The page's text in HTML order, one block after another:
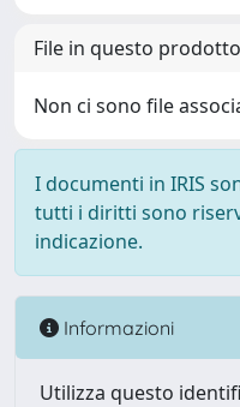
File in questo
Non ci sono file
I documenti in IRIS
tutti i diritti sono
indicazione.
Informazioni
Utilizza questo